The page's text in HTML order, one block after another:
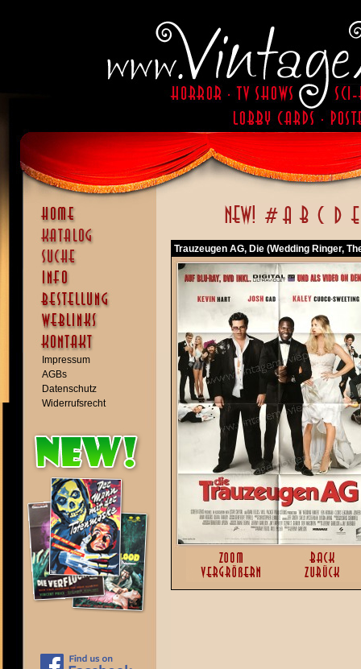
Impressum
AGBs
Datenschutz
Widerrufsrecht
Trauzeugen AG, Die (Wedding Ringer,